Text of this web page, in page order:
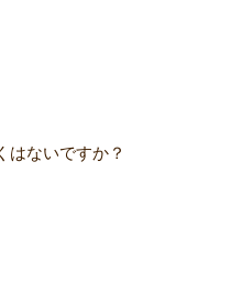
はないですか？